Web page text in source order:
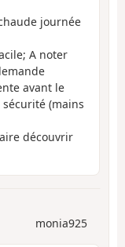
journée
A noter
avant le
(mains
découvrir
monia925